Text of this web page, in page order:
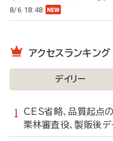
8/6 18:48
アクセスランキング
デイリー
CES省略、品質起
栗林審査役、製販後